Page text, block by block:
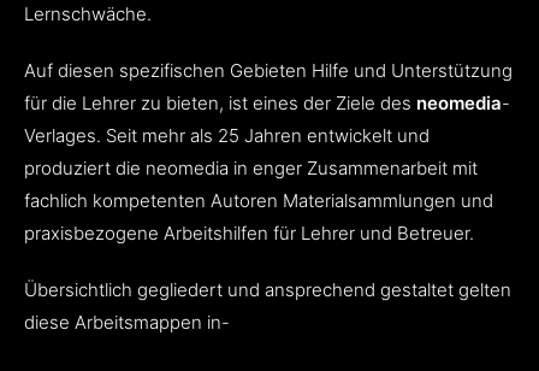
Lernschwäche.
Auf diesen spezifischen Gebieten Hilfe und Unterstützung
für die Lehrer zu bieten, ist eines der Ziele des neomedia-
Verlages. Seit mehr als 25 Jahren entwickelt und
produziert die neomedia in enger Zusammenarbeit mit
fachlich kompetenten Autoren Materialsammlungen und
praxisbezogene Arbeitshilfen für Lehrer und Betreuer.
Übersichtlich gegliedert und ansprechend gestaltet gelten
diese Arbeitsmappen in-